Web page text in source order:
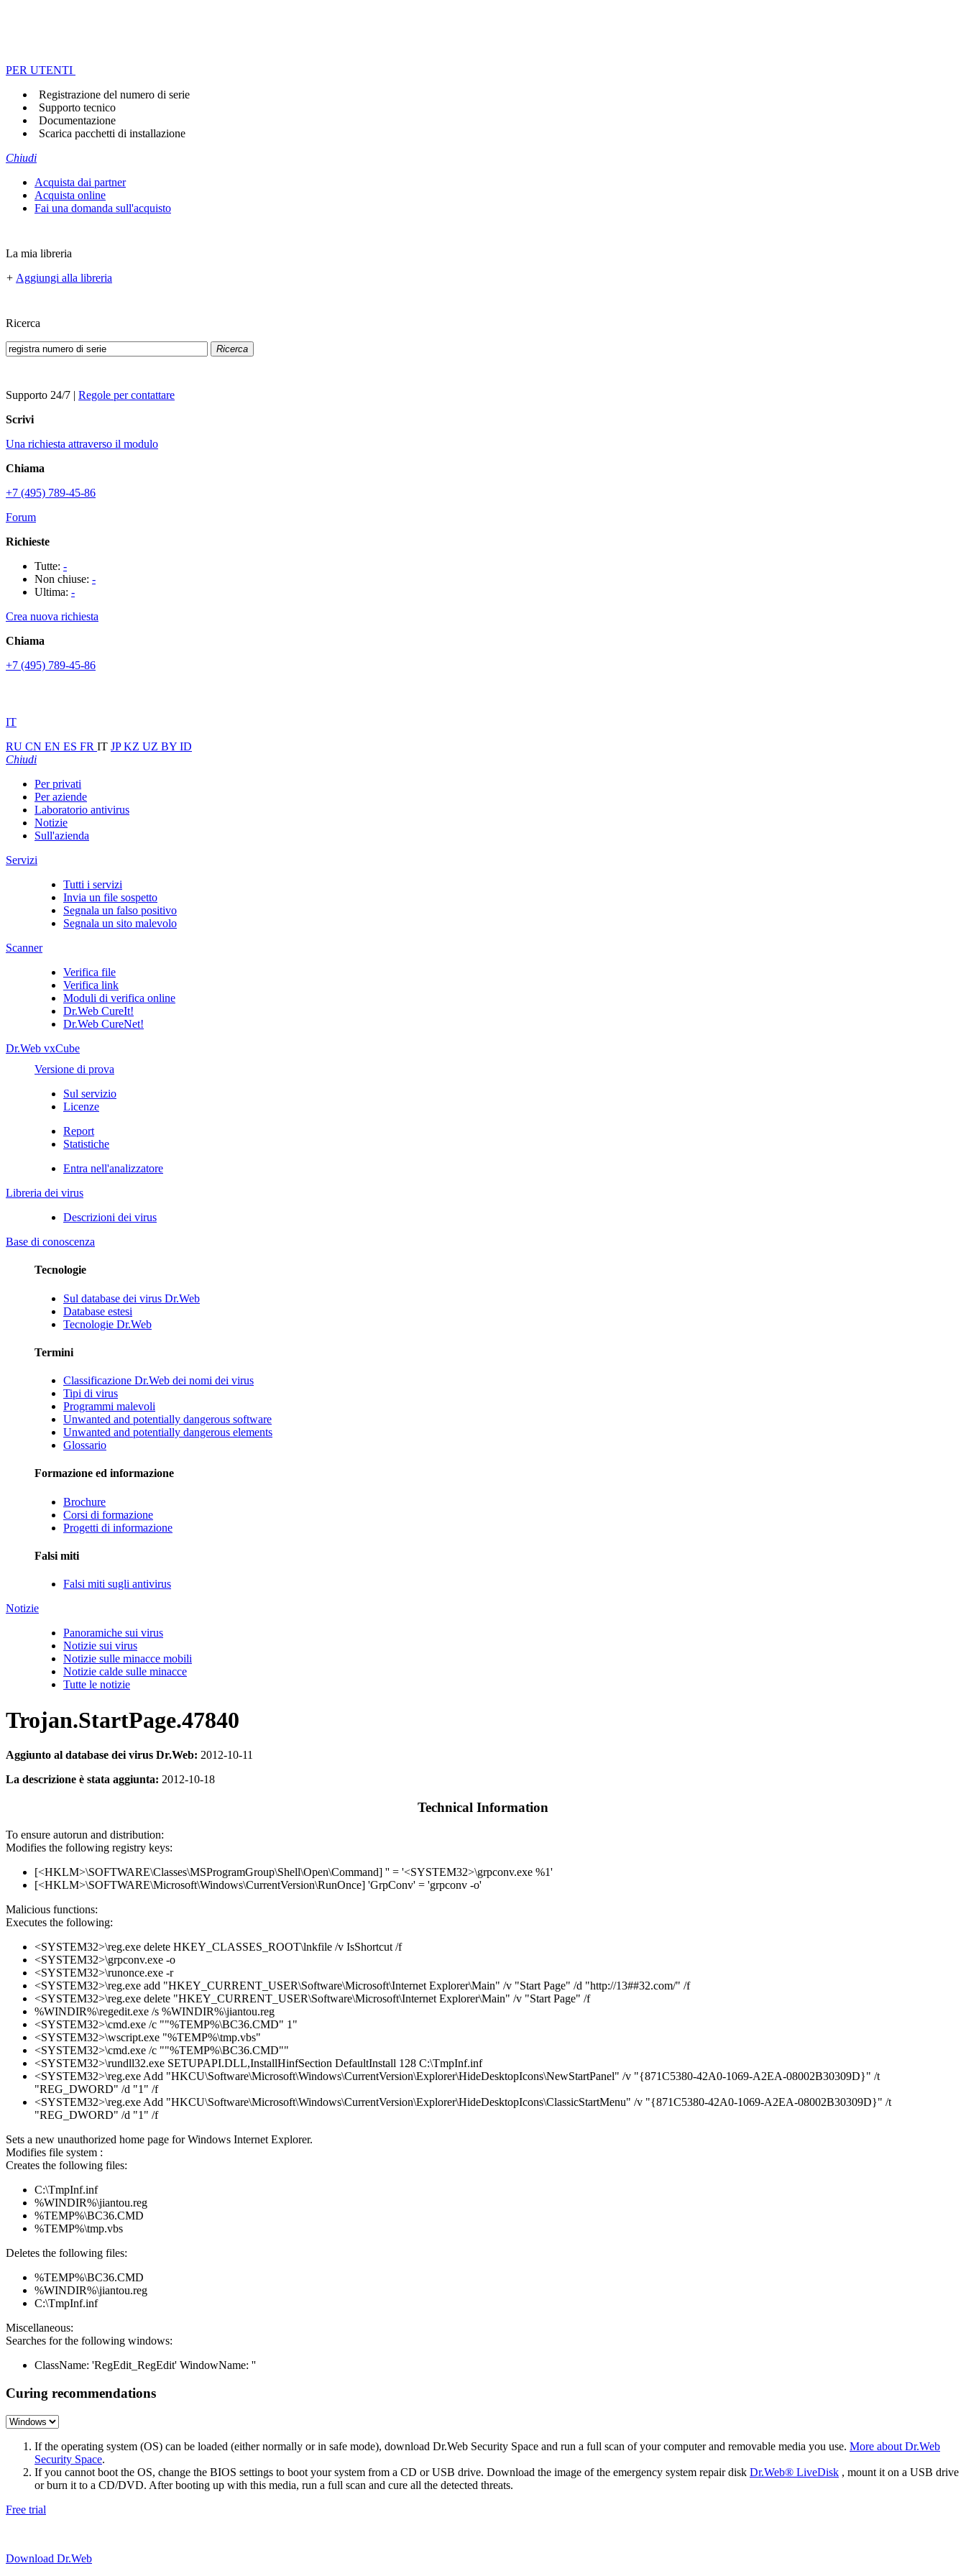
PER UTENTI
Registrazione del numero di serie
Supporto tecnico
Documentazione
Scarica pacchetti di installazione
Chiudi
Acquista dai partner
Acquista online
Fai una domanda sull'acquisto
La mia libreria
+ Aggiungi alla libreria
Ricerca
Ricerca
Supporto 24/7 | Regole per contattare
Scrivi
Una richiesta attraverso il modulo
Chiama
+7 (495) 789-45-86
Forum
Richieste
Tutte: -
Non chiuse: -
Ultima: -
Crea nuova richiesta
Chiama
+7 (495) 789-45-86
IT
RU CN EN ES FR IT JPKZ UZ BY ID
Chiudi
Per privati
Per aziende
Laboratorio antivirus
Notizie
Sull'azienda
Servizi
Tutti i servizi
Invia un file sospetto
Segnala un falso positivo
Segnala un sito malevolo
Scanner
Verifica file
Verifica link
Moduli di verifica online
Dr.Web CureIt!
Dr.Web CureNet!
Dr.Web vxCube
Versione di prova
Sul servizio
Licenze
Report
Statistiche
Entra nell'analizzatore
Libreria dei virus
Descrizioni dei virus
Base di conoscenza
Tecnologie
Sul database dei virus Dr.Web
Database estesi
Tecnologie Dr.Web
Termini
Classificazione Dr.Web dei nomi dei virus
Tipi di virus
Programmi malevoli
Unwanted and potentially dangerous software
Unwanted and potentially dangerous elements
Glossario
Formazione ed informazione
Brochure
Corsi di formazione
Progetti di informazione
Falsi miti
Falsi miti sugli antivirus
Notizie
Panoramiche sui virus
Notizie sui virus
Notizie sulle minacce mobili
Notizie calde sulle minacce
Tutte le notizie
Trojan.StartPage.47840
Aggiunto al database dei virus Dr.Web: 2012-10-11
La descrizione è stata aggiunta: 2012-10-18
Technical Information
To ensure autorun and distribution:
Modifies the following registry keys:
[<HKLM>\SOFTWARE\Classes\MSProgramGroup\Shell\Open\Command] '' = '<SYSTEM32>\grpconv.exe %1'
[<HKLM>\SOFTWARE\Microsoft\Windows\CurrentVersion\RunOnce] 'GrpConv' = 'grpconv -o'
Malicious functions:
Executes the following:
<SYSTEM32>\reg.exe delete HKEY_CLASSES_ROOT\lnkfile /v IsShortcut /f
<SYSTEM32>\grpconv.exe -o
<SYSTEM32>\runonce.exe -r
<SYSTEM32>\reg.exe add "HKEY_CURRENT_USER\Software\Microsoft\Internet Explorer\Main" /v "Start Page" /d "http://13##32.com/" /f
<SYSTEM32>\reg.exe delete "HKEY_CURRENT_USER\Software\Microsoft\Internet Explorer\Main" /v "Start Page" /f
%WINDIR%\regedit.exe /s %WINDIR%\jiantou.reg
<SYSTEM32>\cmd.exe /c ""%TEMP%\BC36.CMD" 1"
<SYSTEM32>\wscript.exe "%TEMP%\tmp.vbs"
<SYSTEM32>\cmd.exe /c ""%TEMP%\BC36.CMD""
<SYSTEM32>\rundll32.exe SETUPAPI.DLL,InstallHinfSection DefaultInstall 128 C:\TmpInf.inf
<SYSTEM32>\reg.exe Add "HKCU\Software\Microsoft\Windows\CurrentVersion\Explorer\HideDesktopIcons\NewStartPanel" /v "{871C5380-42A0-1069-A2EA-08002B30309D}" /t
"REG_DWORD" /d "1" /f
<SYSTEM32>\reg.exe Add "HKCU\Software\Microsoft\Windows\CurrentVersion\Explorer\HideDesktopIcons\ClassicStartMenu" /v "{871C5380-42A0-1069-A2EA-08002B30309D}" /t
"REG_DWORD" /d "1" /f
Sets a new unauthorized home page for Windows Internet Explorer.
Modifies file system :
Creates the following files:
C:\TmpInf.inf
%WINDIR%\jiantou.reg
%TEMP%\BC36.CMD
%TEMP%\tmp.vbs
Deletes the following files:
%TEMP%\BC36.CMD
%WINDIR%\jiantou.reg
C:\TmpInf.inf
Miscellaneous:
Searches for the following windows:
ClassName: 'RegEdit_RegEdit' WindowName: ''
Curing recommendations
If the operating system (OS) can be loaded (either normally or in safe mode), download Dr.Web Security Space and run a full scan of your computer and removable media you use. More about Dr.Web
Security Space.
If you cannot boot the OS, change the BIOS settings to boot your system from a CD or USB drive. Download the image of the emergency system repair disk Dr.Web® LiveDisk , mount it on a USB drive
or burn it to a CD/DVD. After booting up with this media, run a full scan and cure all the detected threats.
Free trial
Download Dr.Web